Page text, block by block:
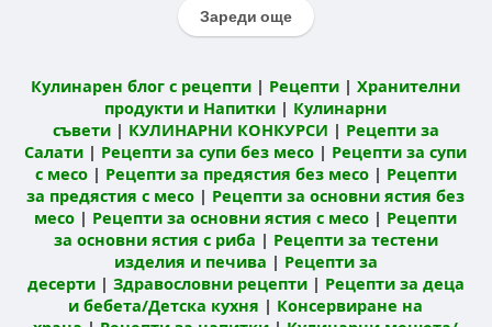
Зареди още
Кулинарен блог с рецепти | Рецепти |Хранителни
продукти и Напитки | Кулинарни
съвети| КУЛИНАРНИ КОНКУРСИ | Рецепти за
Салати | Рецепти за супи без месо | Рецепти за супи
с месо| Рецепти за предястия без месо| Рецепти
за предястия с месо | Рецепти за основни ястия без
месо | Рецепти за основни ястия с месо | Рецепти
за основни ястия с риба | Рецепти за тестени
изделия и печива | Рецепти за
десерти| Здравословни рецепти| Рецепти за деца
и бебета/Детска кухня | Консервиране на